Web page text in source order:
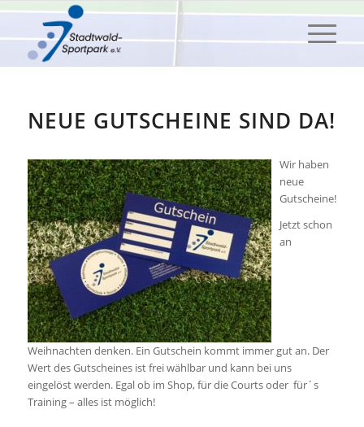
NEUE GUTSCHEINE SIND DA!
Wir haben
neue
Gutscheine!
Jetzt schon
an
Weihnachten denken. Ein Gutschein kommt immer gut an. Der
Wert des Gutscheines ist frei wählbar und kann bei uns
eingelöst werden. Egal ob im Shop, für die Courts oder für´s
Training – alles ist möglich!